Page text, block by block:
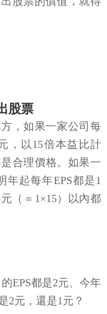
股票
，如果一家公司每
，以15倍本益比計
合理價格。如果一
年起每年EPS都是1
（＝1×15）以內都
EPS都是2元、今年
2元，還是1元？